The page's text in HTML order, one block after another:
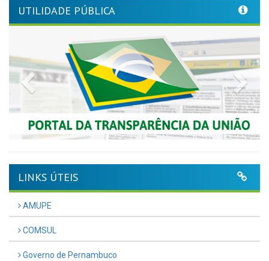
UTILIDADE PÚBLICA
Previous
LINKS ÚTEIS
AMUPE
COMSUL
Governo de Pernambuco